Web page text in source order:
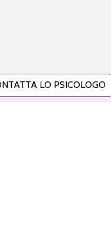
LO PSICOLOGO